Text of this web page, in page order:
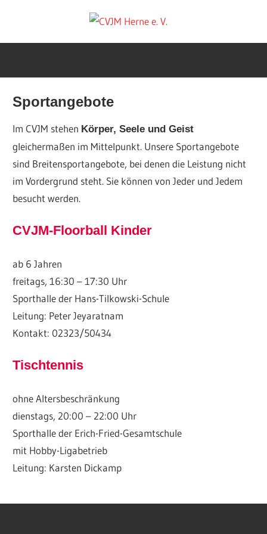
springen
V.
Sportangebote
Im CVJM stehen Körper, Seele und Geist
gleichermaßen im Mittelpunkt. Unsere Sportangebote
sind Breitensportangebote, bei denen die Leistung nicht
im Vordergrund steht. Sie können von Jeder und Jedem
besucht werden.
CVJM-Floorball Kinder
ab 6 Jahren
freitags, 16:30 – 17:30 Uhr
Sporthalle der Hans-Tilkowski-Schule
Leitung: Peter Jeyaratnam
Kontakt: 02323/50434
Tischtennis
ohne Altersbeschränkung
dienstags, 20:00 – 22:00 Uhr
Sporthalle der Erich-Fried-Gesamtschule
mit Hobby-Ligabetrieb
Leitung: Karsten Dickamp